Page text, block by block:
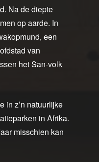
Na de diepte
op aarde. In
een
van
het San-volk
in z’n natuurlijke
in Afrika.
misschien kan